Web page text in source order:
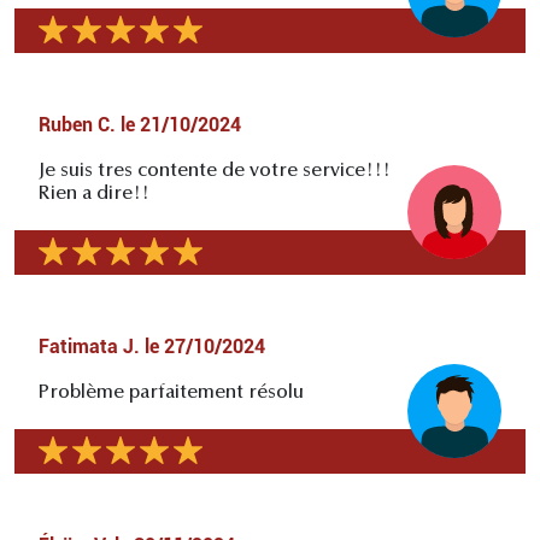
Ruben C. le 21/10/2024
Je suis tres contente de votre service!!!
Rien a dire!!
Fatimata J. le 27/10/2024
Problème parfaitement résolu